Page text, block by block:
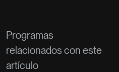
Programas
relacionados con este
artículo